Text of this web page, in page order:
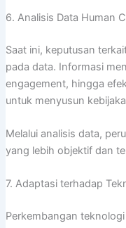
6. Analisis Data Human
Saat ini, keputusan
pada data. Informasi
engagement, hingga
untuk menyusun
Melalui analisis data,
yang lebih objektif dan
7. Adaptasi terhadap
Perkembangan